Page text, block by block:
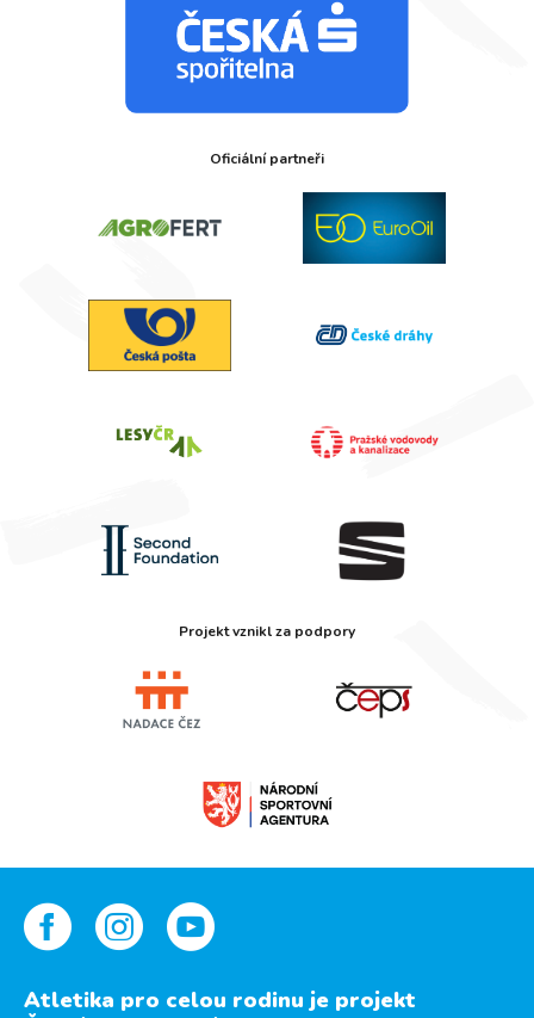
Oficiální partneři
Projekt vznikl za podpory
Atletika pro celou rodinu je projekt